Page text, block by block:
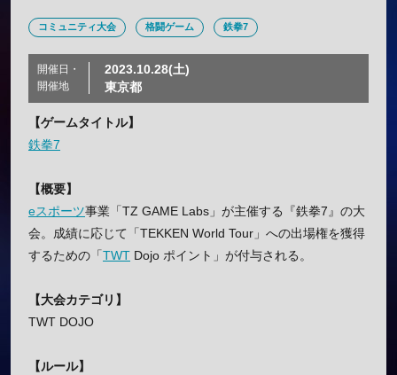
コミュニティ大会 格闘ゲーム 鉄拳7
開催日・
開催地
2023.10.28(土)
東京都
【ゲームタイトル】
鉄拳7
【概要】
eスポーツ事業「TZ GAME Labs」が主催する『鉄拳7』の大
会。成績に応じて「TEKKEN World Tour」への出場権を獲得
するための「TWT Dojo ポイント」が付与される。
【大会カテゴリ】
TWT DOJO
【ルール】